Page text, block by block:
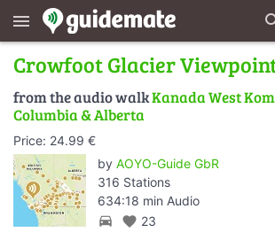
menu
Crowfoot Glacier
from the audio walkKanada West
Columbia & Alberta
Price: 24.99 €
by AOYO-Guide GbR
316 Stations
634:18 min Audio
directions_car favorite 23